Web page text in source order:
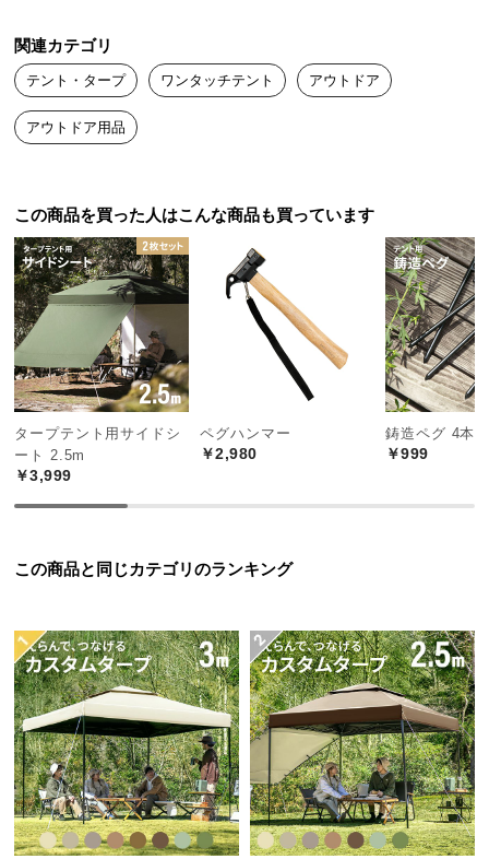
型
商
品
の
配
つ
い
て
小
品
の
配
送
に
つ
て
梱
設
置
サ
ー
ビ
ス
に
つ
関連カテゴリ
テント・タープ ワンタッチテント アウトドア
アウトドア用品
この商品を買った人はこんな商品も買っています
タープテント用サイドシ
ート 2.5m
￥3,999
ペグハンマー
￥2,980
鋳造ペグ 4本
￥999
この商品と同じカテゴリのランキング